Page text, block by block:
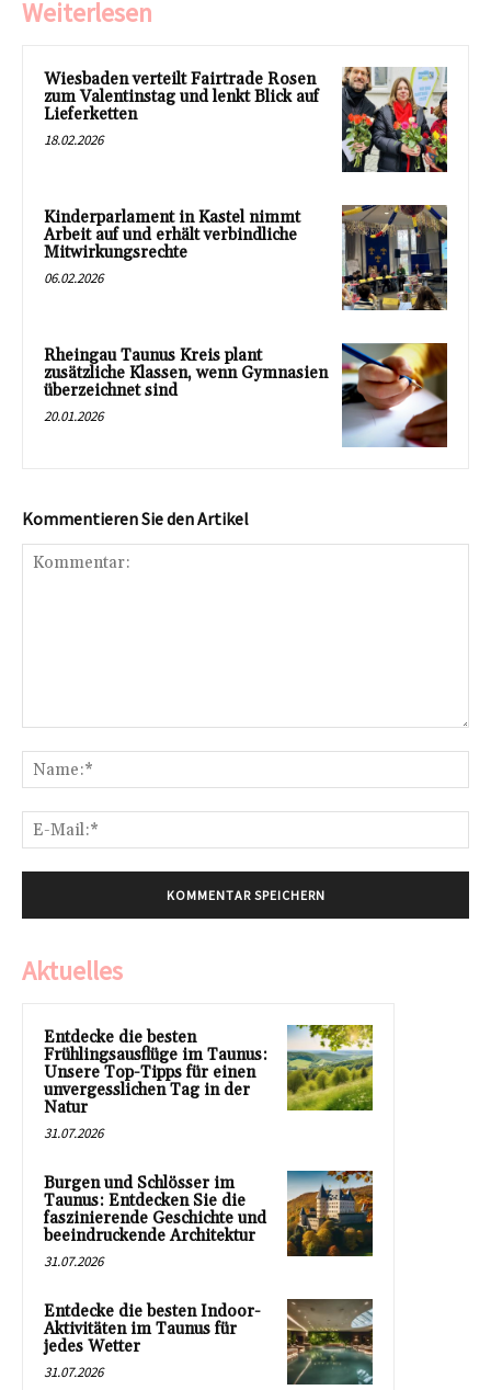
Weiterlesen
Wiesbaden verteilt Fairtrade Rosen
zum Valentinstag und lenkt Blick auf
Lieferketten
18.02.2026
Kinderparlament in Kastel nimmt
Arbeit auf und erhält verbindliche
Mitwirkungsrechte
06.02.2026
Rheingau Taunus Kreis plant
zusätzliche Klassen, wenn Gymnasien
überzeichnet sind
20.01.2026
Kommentieren Sie den Artikel
Aktuelles
Entdecke die besten
Frühlingsausflüge im Taunus:
Unsere Top-Tipps für einen
unvergesslichen Tag in der
Natur
31.07.2026
Burgen und Schlösser im
Taunus: Entdecken Sie die
faszinierende Geschichte und
beeindruckende Architektur
31.07.2026
Entdecke die besten Indoor-
Aktivitäten im Taunus für
jedes Wetter
31.07.2026